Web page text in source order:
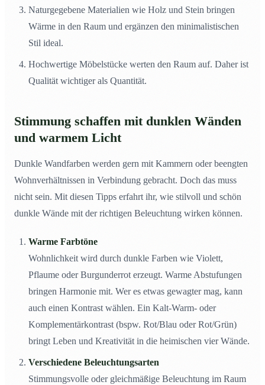
Naturgegebene Materialien wie Holz und Stein bringen
Wärme in den Raum und ergänzen den minimalistischen
Stil ideal.
Hochwertige Möbelstücke werten den Raum auf. Daher ist
Qualität wichtiger als Quantität.
Stimmung schaffen mit dunklen Wänden
und warmem Licht
Dunkle Wandfarben werden gern mit Kammern oder beengten
Wohnverhältnissen in Verbindung gebracht. Doch das muss
nicht sein. Mit diesen Tipps erfahrt ihr, wie stilvoll und schön
dunkle Wände mit der richtigen Beleuchtung wirken können.
Warme Farbtöne
Wohnlichkeit wird durch dunkle Farben wie Violett,
Pflaume oder Burgunderrot erzeugt. Warme Abstufungen
bringen Harmonie mit. Wer es etwas gewagter mag, kann
auch einen Kontrast wählen. Ein Kalt-Warm- oder
Komplementärkontrast (bspw. Rot/Blau oder Rot/Grün)
bringt Leben und Kreativität in die heimischen vier Wände.
Verschiedene Beleuchtungsarten
Stimmungsvolle oder gleichmäßige Beleuchtung im Raum